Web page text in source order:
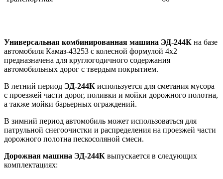
Универсальная комбинированная машина ЭД-244К на базе
автомобиля Камаз-43253 с колесной формулой 4х2
предназначена для круглогодичного содержания
автомобильных дорог с твердым покрытием.
В летний период ЭД-244К используется для сметания мусора
с проезжей части дорог, поливки и мойки дорожного полотна,
а также мойки барьерных ограждений.
В зимний период автомобиль может использоваться для
патрульной снегоочистки и распределения на проезжей части
дорожного полотна пескосоляной смеси.
Дорожная машина ЭД-244К выпускается в следующих
комплектациях: